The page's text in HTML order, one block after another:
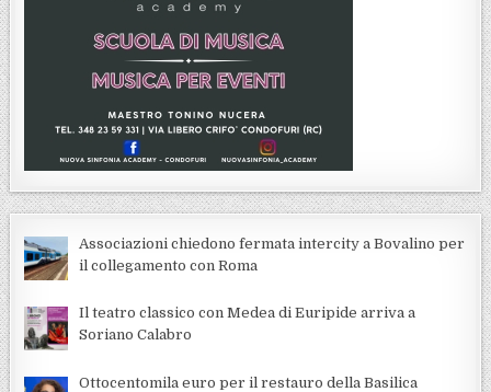
Associazioni chiedono fermata intercity a Bovalino per
il collegamento con Roma
Il teatro classico con Medea di Euripide arriva a
Soriano Calabro
Ottocentomila euro per il restauro della Basilica